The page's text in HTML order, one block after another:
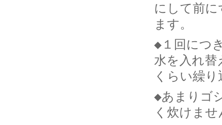
にして前
ます。
◆１回につ
水を入れ替
くらい繰
◆あまりゴ
く炊けま